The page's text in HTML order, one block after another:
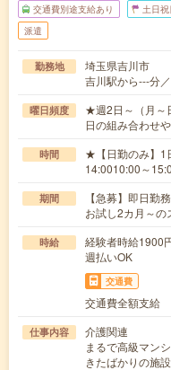
交通費別途支給あり 土日
派遣
勤務地
埼玉県吉川市
吉川駅から---分
曜日頻度
★週2日～（月～
日の組み合わせ
時間
★【日勤のみ】1
14:0010:00～
期間
【急募】即日
お試し2カ月～の
時給
経験者時給
週払いOK
交通費
交通費全額支給
仕事内容
介護関連
まるで高級マン
きたばかりの施